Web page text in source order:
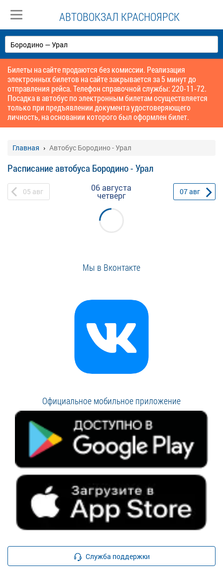
АВТОВОКЗАЛ КРАСНОЯРСК
Билеты на сайте продаются без комиссии. Реализация
электронных билетов на сайте закрывается за 5 минут до
отправления рейса. Телефон справочной службы: 220-11-72.
Посадка в автобус по электронным билетам осуществляется
только при предъявлении документа удостоверяющего
личность, на основании которого был оформлен билет.
Главная Автобус Бородино - Урал
Расписание автобуса Бородино - Урал
05 авг 06 августа
четверг 07авг
Мы в Вконтакте
Официальное мобильное приложение
Служба поддержки